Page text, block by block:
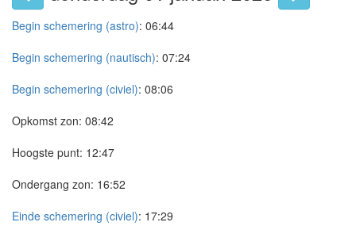
Begin schemering (astro): 06:44
Begin schemering (nautisch): 07:24
Begin schemering (civiel): 08:06
Opkomst zon: 08:42
Hoogste punt: 12:47
Ondergang zon: 16:52
Einde schemering (civiel): 17:29